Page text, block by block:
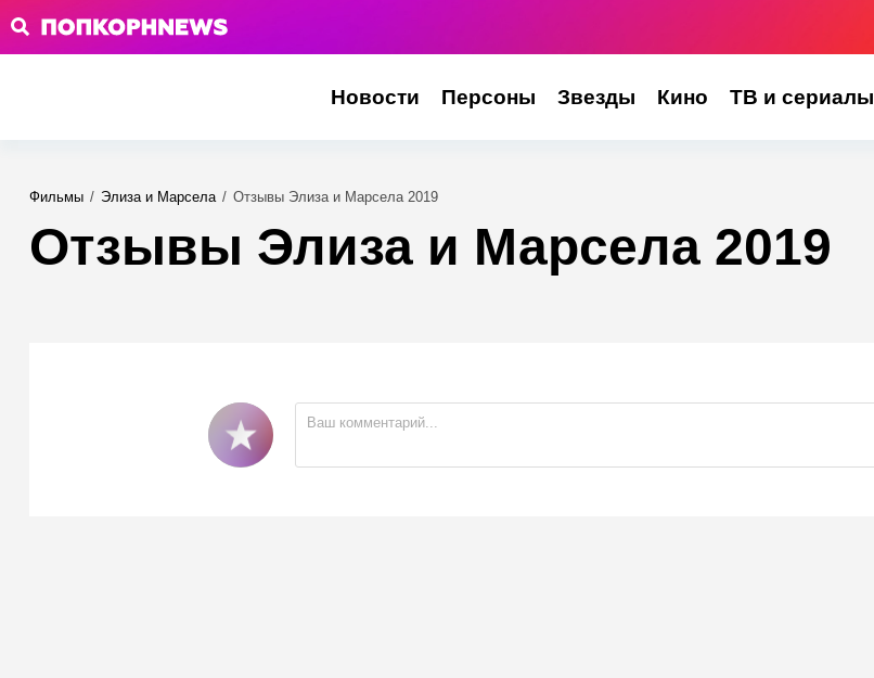
Новости Персоны Звезды Кино ТВ и сериалы
Фильмы / Элиза и Марсела / Отзывы Элиза и Марсела 2019
Отзывы Элиза и Марсела 2019